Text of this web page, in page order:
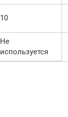
10
Не
используется